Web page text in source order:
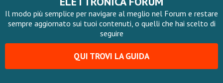
Il modo più semplice per navigare al meglio nel Forum e restare
sempre aggiornato sui tuoi contenuti, o quelli che hai scelto di
seguire
QUI TROVI LA GUIDA